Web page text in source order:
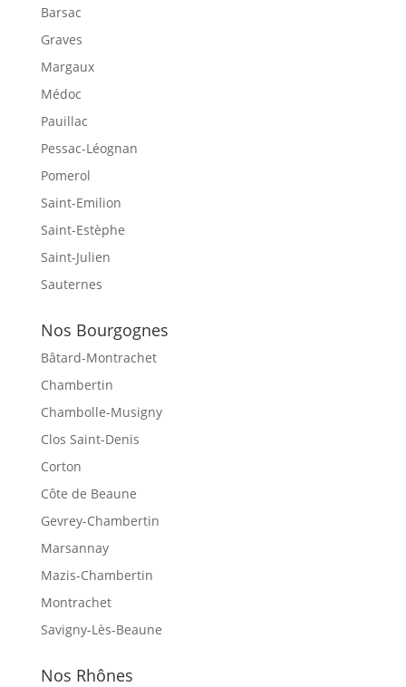
Barsac
Graves
Margaux
Médoc
Pauillac
Pessac-Léognan
Pomerol
Saint-Emilion
Saint-Estèphe
Saint-Julien
Sauternes
Nos Bourgognes
Bâtard-Montrachet
Chambertin
Chambolle-Musigny
Clos Saint-Denis
Corton
Côte de Beaune
Gevrey-Chambertin
Marsannay
Mazis-Chambertin
Montrachet
Savigny-Lès-Beaune
Nos Rhônes